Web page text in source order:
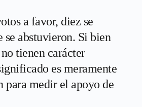
a favor, diez se
se abstuvieron. Si bien
tienen carácter
es meramente
para medir el apoyo de